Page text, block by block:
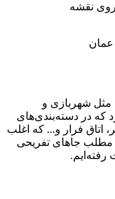
نقشه
عمان
شهربازی و
که در دسته‌بندی‌های
اتاق فرار و... که اغلب
جاهای تفریحی
رفته‌ایم.